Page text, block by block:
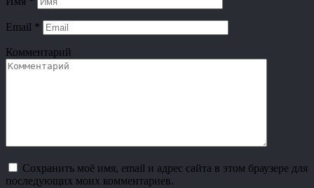
Email *
Комментарий
Сохранить моё имя, email и адрес сайта в этом браузере для
последующих моих комментариев.